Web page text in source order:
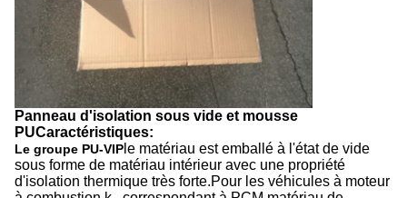
Panneau d'isolation sous vide et mousse
PUCaractéristiques:
Le groupe PU-VIP le matériau est emballé à l'état de vide
sous forme de matériau intérieur avec une propriété
d'isolation thermique très forte.Pour les véhicules à moteur